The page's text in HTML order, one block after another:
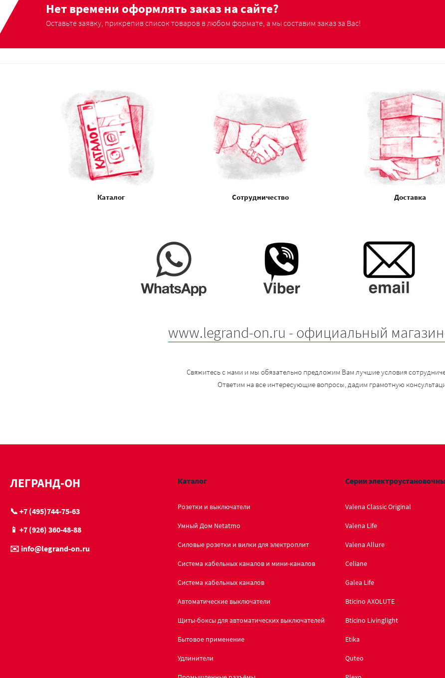
Нет времени оформлять заказ на сайте?
Оставьте заявку, прикрепив список товаров в любом формате, а мы составим заказ за Вас!
Каталог Сотрудничество Доставка
www.legrand-on.ru - официальный
Свяжитесь с нами и мы обязательно предложим Вам лучшие условия
Ответим на все интересующие вопросы, дадим грамотную
ЛЕГРАНД-ОН
📞 +7 (495)744-75-63
📱 +7 (926) 360-48-88
✉️ info@legrand-on.ru
Каталог
Розетки и выключатели
Умный Дом Netatmo
Силовые розетки и вилки для электроплит
Система кабельных каналов и мини-каналов
Система кабельных каналов
Автоматические выключатели
Щиты-боксы для автоматических выключателей
Бытовое применение
Удлинители
Серии
Valena Classic Original
Valena Life
Valena Allure
Celiane
Galea Life
Bticino AXOLUTE
Bticino Livinglight
Etika
Quteo